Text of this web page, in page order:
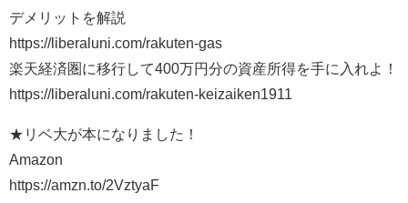
デメリットを解説
https://liberaluni.com/rakuten-gas
楽天経済圏に移行して400万円分の資産所得を手に入れよ！
https://liberaluni.com/rakuten-keizaiken1911
★リベ大が本になりました！
Amazon
https://amzn.to/2VztyaF